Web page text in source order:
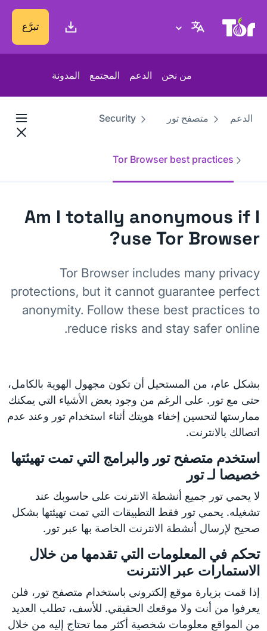
موقع Tor Project تبرَّع
من نحن الدعم المجتمع المدونة
الدعم متصفح تور Security
Tor Browser best practices
Am I totally anonymous if I
use Tor Browser?
Tor Browser includes many privacy
protections, but it cannot guarantee perfect
anonymity. Follow these best practices to
reduce risks and stay safer online.
بشكل عام، من المستحيل أن تكون مجهول الهوية بالكامل،
حتى مع تور. على الرغم من وجود بعض الأشياء التي يمكنك
ممارستها لتحسين إخفاء هويتك أثناء استخدام تور وعند عدم
اتصالك بالانترنت.
استخدم متصفح تور والبرامج التي تمت تهيئتها
خصيصا لـ تور
لا يحمي تور جميع أنشطة الانترنت على حاسوبك عند
تشغيله. يحمي تور فقط التطبيقات التي تمت تهيئتها بشكل
صحيح لإرسال أنشطة الانترنت الخاصة بها عبر تور.
تحكم في المعلومات التي تقدمها من خلال
الاستمارات عبر الانترنت
إذا قمت بزيارة موقع إلكتروني باستخدام متصفح تور، فلن
يعرفوا من أنت ولا موقعك الحقيقي. للأسف، تطلب العديد
من المواقع معلومات شخصية أكثر مما تحتاج إليه من خلال